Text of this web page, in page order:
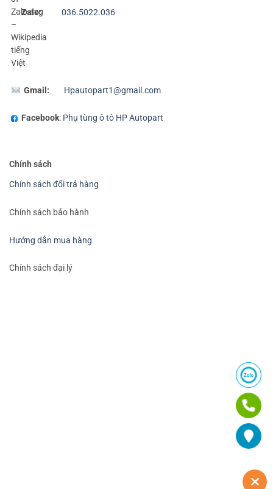
Zalo: 036.5022.036
Gmail: Hpautopart1@gmail.com
Facebook: Phụ tùng ô tô HP Autopart
Chính sách
Chính sách đổi trả hàng
Chính sách bảo hành
Hướng dẫn mua hàng
Chính sách đại lý